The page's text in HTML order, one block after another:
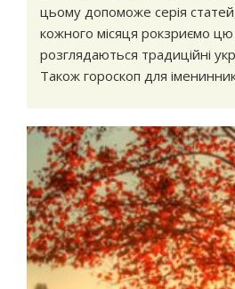
цьому допоможе серія
кожного місяця рокзриємо
розглядаються традиційні
Також гороскоп для